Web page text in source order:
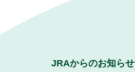
JRAからのお知らせ